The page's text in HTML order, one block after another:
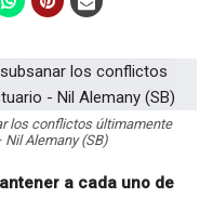
los conflictos últimamente
Alemany (SB)
a cada uno de